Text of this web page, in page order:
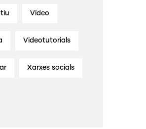
Vídeo
Videotutorials
Xarxes socials